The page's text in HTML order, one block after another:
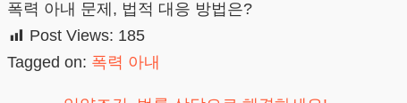
폭력 아내 문제, 법적 대응 방법은?
Post Views: 185
Tagged on: 폭력 아내